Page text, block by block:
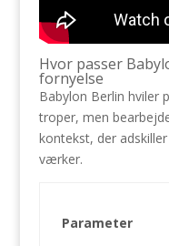
Hvor passer
fornyelse
Babylon Berlin hviler
troper, men
kontekst, der
værker.
Parameter